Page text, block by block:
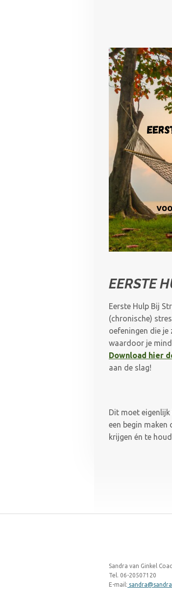
EERSTE
Eerste Hulp Bij
(chronische)
oefeningen die je
waardoor je
Download hier
aan de slag!
Dit moet
een begin maken
krijgen én te
Sandra van Ginkel
Tel. 06-20507120
E-mail: